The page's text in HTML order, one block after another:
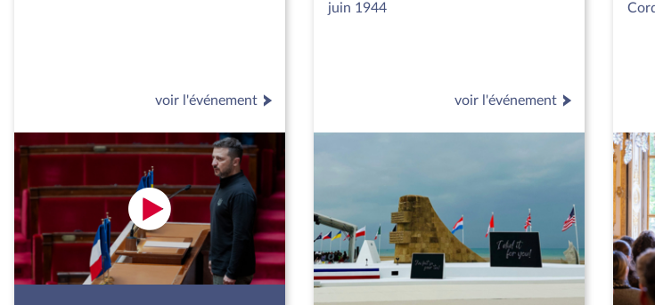
voir l'événement
juin 1944
voir l'événement